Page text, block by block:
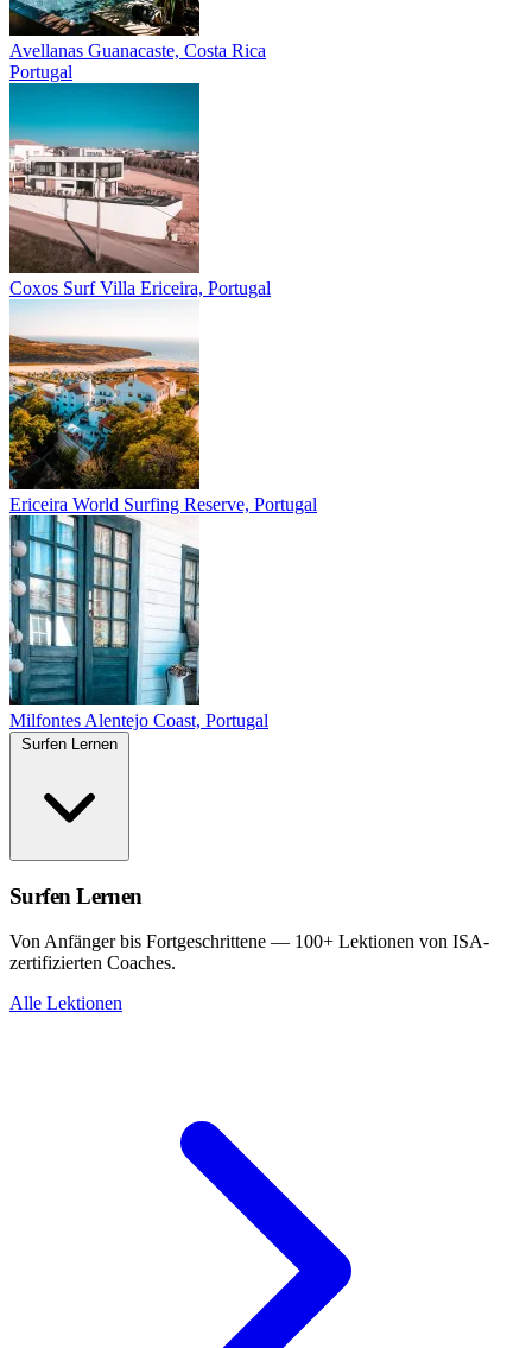
Avellanas Guanacaste, Costa Rica
Portugal
Coxos Surf Villa Ericeira, Portugal
Ericeira World Surfing Reserve, Portugal
Milfontes Alentejo Coast, Portugal
Surfen Lernen
Von Anfänger bis Fortgeschrittene — 100+ Lektionen von ISA-
zertifizierten Coaches.
Alle Lektionen